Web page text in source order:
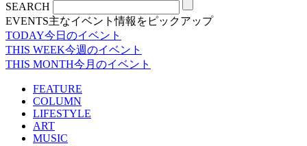
SEARCH
EVENTS主なイベント情報をピックアップ
TODAY今日のイベント
THIS WEEK今週のイベント
THIS MONTH今月のイベント
FEATURE
COLUMN
LIFESTYLE
ART
MUSIC